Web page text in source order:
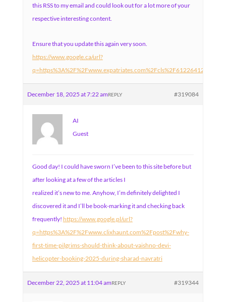
this RSS to my email and could look out for a lot more of your
respective interesting content.
Ensure that you update this again very soon.
https://www.google.ca/url?
December 18, 2025 at 7:22 am #319084
REPLY
AI
Guest
Good day! I could have sworn I’ve been to this site before but
after looking at a few of the articles I
realized it’s new to me. Anyhow, I’m definitely delighted I
discovered it and I’ll be book-marking it and checking back
frequently! https://www.google.pl/url?
q=https%3A%2F%2Fwww.clixhaunt.com%2Fpost%2Fwhy-
first-time-pilgrims-should-think-about-vaishno-devi-
helicopter-booking-2025-during-sharad-navratri
December 22, 2025 at 11:04 am #319344
REPLY